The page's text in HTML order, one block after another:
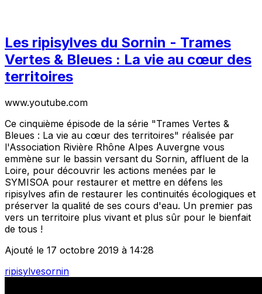
Les ripisylves du Sornin - Trames
Vertes & Bleues : La vie au cœur des
territoires
www.youtube.com
Ce cinquième épisode de la série "Trames Vertes &
Bleues : La vie au cœur des territoires" réalisée par
l'Association Rivière Rhône Alpes Auvergne vous
emmène sur le bassin versant du Sornin, affluent de la
Loire, pour découvrir les actions menées par le
SYMISOA pour restaurer et mettre en défens les
ripisylves afin de restaurer les continuités écologiques et
préserver la qualité de ses cours d'eau. Un premier pas
vers un territoire plus vivant et plus sûr pour le bienfait
de tous !
Ajouté le 17 octobre 2019 à 14:28
ripisylvesornin